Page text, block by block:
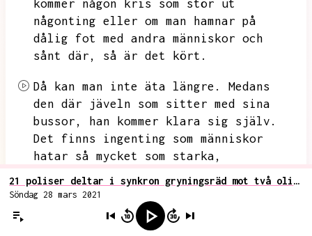
kommer någon kris som stör ut
någonting eller om man hamnar på
dålig fot med andra människor och
sånt där,
så är det kört.
Då kan man inte äta längre.
Medans
den där jäveln som sitter med sina
bussor,
han kommer klara sig själv.
Det finns ingenting som människor
hatar så mycket som starka,
självständiga människor och människor
som är bättre än en själv.
att det är det, jag tror att vi är
avundsjuka på att jägare lever ett
21 poliser deltar i synkron gryningsräd mot två olika jägare misstänka för fågeljakt från bil
Söndag 28 mars 2021